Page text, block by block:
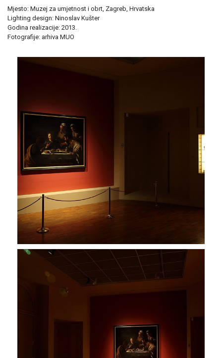
Mjesto: Muzej za umjetnost i obrt, Zagreb, Hrvatska
Lighting design: Ninoslav Kušter
Godina realizacije: 2013.
Fotografije: arhiva MUO